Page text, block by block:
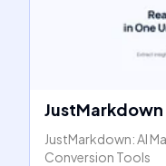
JustMarkdown
JustMarkdown: AI
Conversion Tools